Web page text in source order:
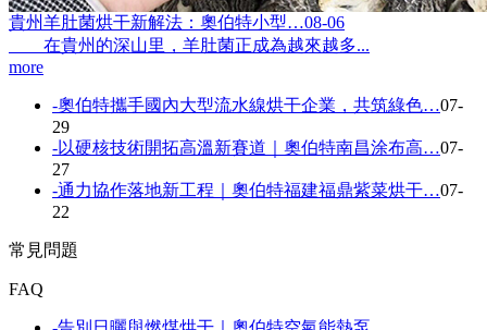
貴州羊肚菌烘干新解法：奧伯特小型…08-06
在貴州的深山里，羊肚菌正成為越來越多...
more
-奧伯特攜手國內大型流水線烘干企業，共筑綠色…07-
29
-以硬核技術開拓高溫新賽道｜奧伯特南昌涂布高…07-
27
-通力協作落地新工程｜奧伯特福建福鼎紫菜烘干…07-
22
常見問題
FAQ